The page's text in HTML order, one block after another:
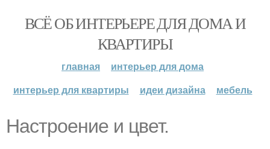
ВСЁ ОБ ИНТЕРЬЕРЕ ДЛЯ ДОМА И
КВАРТИРЫ
главная
интерьер для дома
интерьер для квартиры
идеи дизайна мебель
Настроение и цвет.